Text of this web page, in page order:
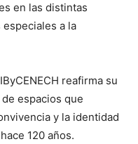
en las distintas
a la
reafirma su
espacios que
y la identidad
120 años.